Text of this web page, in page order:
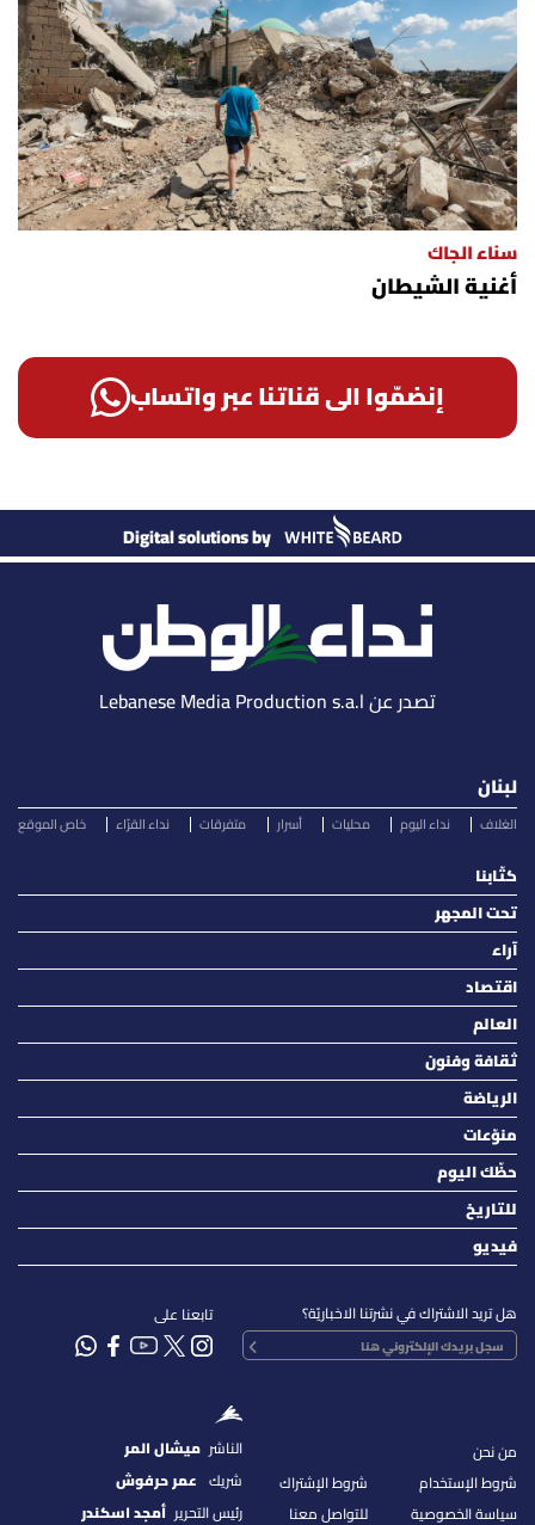
سناء الجاك
أغنية الشيطان
إنضمّوا الى قناتنا عبر واتساب
Digital solutions by
تصدر عن Lebanese Media Production s.a.l
لبنان
الغلاف نداء اليوم محليات أسرار متفرقات نداء القرّاء خاص الموقع
كتّابنا
تحت المجهر
آراء
اقتصاد
العالم
ثقافة وفنون
الرياضة
منوّعات
حظّك اليوم
للتاريخ
فيديو
هل تريد الاشتراك في نشرتنا الاخباريّة؟ تابعنا على
من نحن
شروط الإستخدام
سياسة الخصوصية
شروط الإشتراك
للتواصل معنا
الناشر ميشال المر
شريك عمر حرفوش
رئيس التحرير أمجد اسكندر